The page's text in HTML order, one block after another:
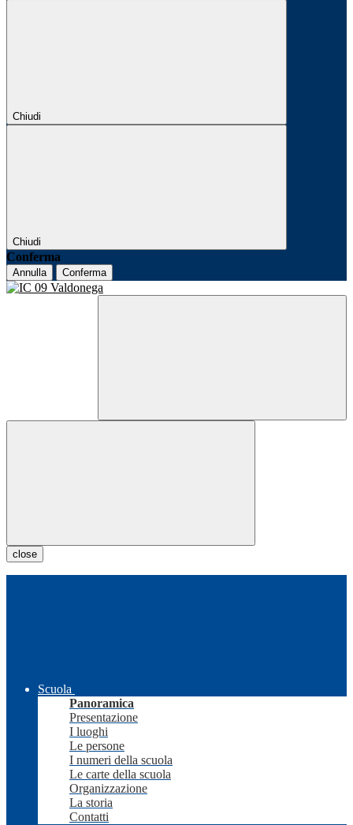
Chiudi
Chiudi
Conferma
Annulla Conferma
close
Scuola
Panoramica
Presentazione
I luoghi
Le persone
I numeri della scuola
Le carte della scuola
Organizzazione
La storia
Contatti